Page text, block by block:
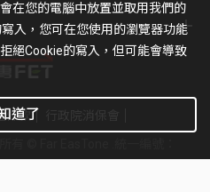
條款
在您的電腦中放置並取用我們的
入，您可在您使用的瀏覽器功能
絕Cookie的寫入，但可能會導致
道了